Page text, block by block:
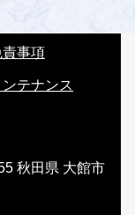
事項
ンテナンス
秋田県 大館市